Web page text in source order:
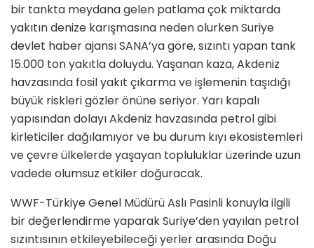
bir tankta meydana gelen patlama çok miktarda
yakıtın denize karışmasına neden olurken Suriye
devlet haber ajansı SANA’ya göre, sızıntı yapan tank
15.000 ton yakıtla doluydu. Yaşanan kaza, Akdeniz
havzasında fosil yakıt çıkarma ve işlemenin taşıdığı
büyük riskleri gözler önüne seriyor. Yarı kapalı
yapısından dolayı Akdeniz havzasında petrol gibi
kirleticiler dağılamıyor ve bu durum kıyı ekosistemleri
ve çevre ülkelerde yaşayan topluluklar üzerinde uzun
vadede olumsuz etkiler doğuracak.
WWF-Türkiye Genel Müdürü Aslı Pasinli konuyla ilgili
bir değerlendirme yaparak Suriye’den yayılan petrol
sızıntısının etkileyebileceği yerler arasında Doğu